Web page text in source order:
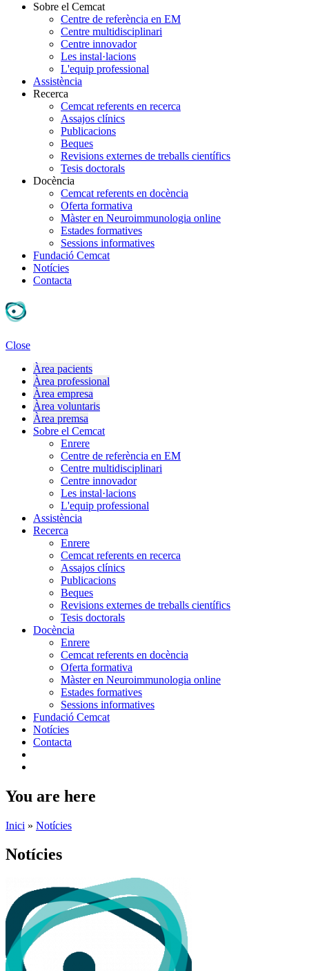
Sobre el Cemcat
Centre de referència en EM
Centre multidisciplinari
Centre innovador
Les instal·lacions
L'equip professional
Assistència
Recerca
Cemcat referents en recerca
Assajos clínics
Publicacions
Beques
Revisions externes de treballs científics
Tesis doctorals
Docència
Cemcat referents en docència
Oferta formativa
Màster en Neuroimmunologia online
Estades formatives
Sessions informatives
Fundació Cemcat
Notícies
Contacta
Close
Àrea pacients
Àrea professional
Àrea empresa
Àrea voluntaris
Àrea premsa
Sobre el Cemcat
Enrere
Centre de referència en EM
Centre multidisciplinari
Centre innovador
Les instal·lacions
L'equip professional
Assistència
Recerca
Enrere
Cemcat referents en recerca
Assajos clínics
Publicacions
Beques
Revisions externes de treballs científics
Tesis doctorals
Docència
Enrere
Cemcat referents en docència
Oferta formativa
Màster en Neuroimmunologia online
Estades formatives
Sessions informatives
Fundació Cemcat
Notícies
Contacta
You are here
Inici » Notícies
Notícies